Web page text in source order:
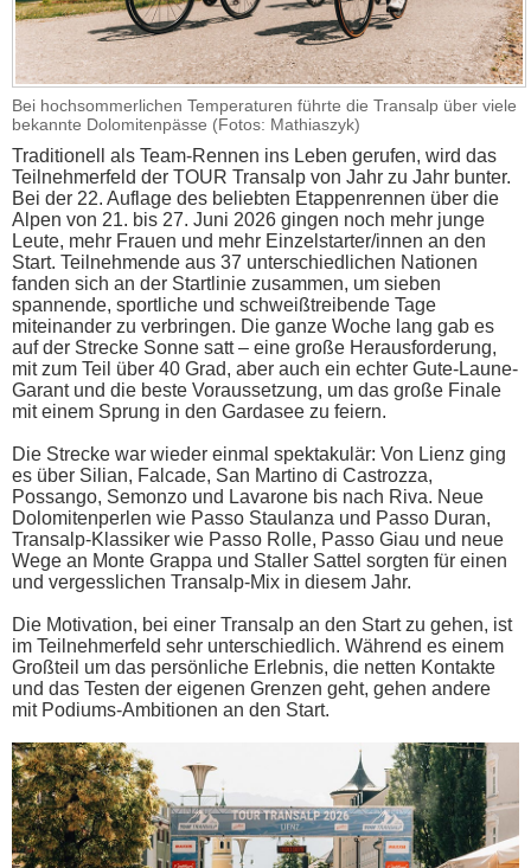
Bei hochsommerlichen Temperaturen führte die Transalp über viele
bekannte Dolomitenpässe (Fotos: Mathiaszyk)
Traditionell als Team-Rennen ins Leben gerufen, wird das
Teilnehmerfeld der TOUR Transalp von Jahr zu Jahr bunter.
Bei der 22. Auflage des beliebten Etappenrennen über die
Alpen von 21. bis 27. Juni 2026 gingen noch mehr junge
Leute, mehr Frauen und mehr Einzelstarter/innen an den
Start. Teilnehmende aus 37 unterschiedlichen Nationen
fanden sich an der Startlinie zusammen, um sieben
spannende, sportliche und schweißtreibende Tage
miteinander zu verbringen. Die ganze Woche lang gab es
auf der Strecke Sonne satt – eine große Herausforderung,
mit zum Teil über 40 Grad, aber auch ein echter Gute-Laune-
Garant und die beste Voraussetzung, um das große Finale
mit einem Sprung in den Gardasee zu feiern.
Die Strecke war wieder einmal spektakulär: Von Lienz ging
es über Silian, Falcade, San Martino di Castrozza,
Possango, Semonzo und Lavarone bis nach Riva. Neue
Dolomitenperlen wie Passo Staulanza und Passo Duran,
Transalp-Klassiker wie Passo Rolle, Passo Giau und neue
Wege an Monte Grappa und Staller Sattel sorgten für einen
und vergesslichen Transalp-Mix in diesem Jahr.
Die Motivation, bei einer Transalp an den Start zu gehen, ist
im Teilnehmerfeld sehr unterschiedlich. Während es einem
Großteil um das persönliche Erlebnis, die netten Kontakte
und das Testen der eigenen Grenzen geht, gehen andere
mit Podiums-Ambitionen an den Start.